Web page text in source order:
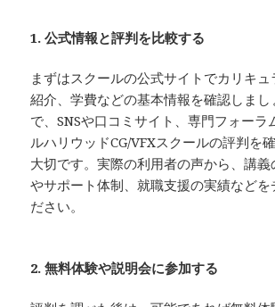
1. 公式情報と評判を比較する
まずはスクールの公式サイトでカリキ
紹介、学費などの基本情報を確認しまし
で、SNSや口コミサイト、専門フォーラ
ルハリウッドCG/VFXスクールの評判を
大切です。実際の利用者の声から、講義
やサポート体制、就職支援の実績などを
ださい。
2. 無料体験や説明会に参加する